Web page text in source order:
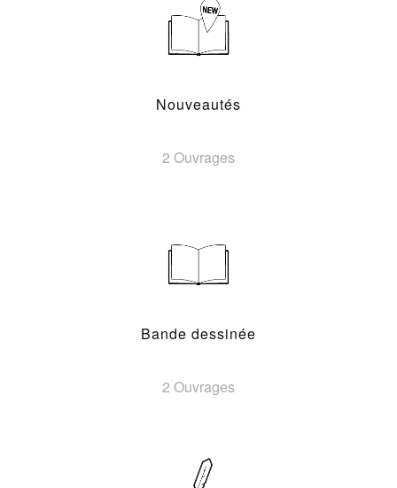
Nouveautés
2 Ouvrages
Bande dessinée
2 Ouvrages